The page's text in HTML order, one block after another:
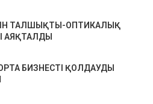
ТАЛШЫҚТЫ-ОПТИКАЛЫҚ
АЯҚТАЛДЫ
БИЗНЕСТІ ҚОЛДАУДЫ